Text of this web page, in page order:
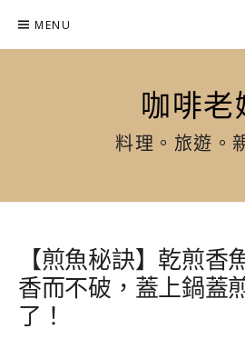
content
MENU
咖啡老
料理。旅遊。
【煎魚秘訣】乾煎香
香而不破，蓋上鍋蓋
了！